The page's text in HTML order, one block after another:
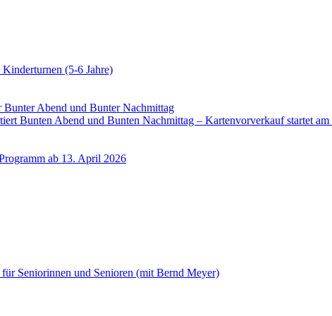
(5-6 Jahre)
Bunter Abend und Bunter Nachmittag
Bunten Abend und Bunten Nachmittag – Kartenvorverkauf startet am
ab 13. April 2026
Seniorinnen und Senioren (mit Bernd Meyer)